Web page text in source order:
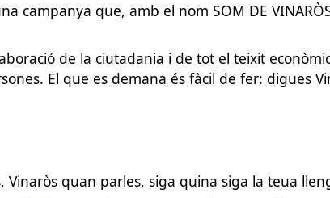
campanya que, amb el nom SOM DE
de la ciutadania i de tot el teixit
El que es demana és fàcil de fer: digues
quan parles, siga quina siga la teua